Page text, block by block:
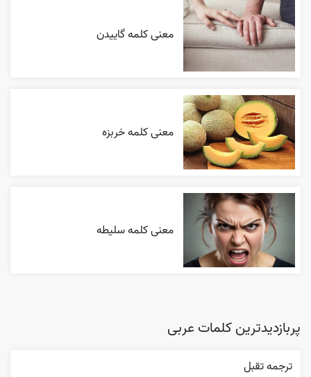
معنی کلمه گاییدن
معنی کلمه خربزه
معنی کلمه سلیطه
پربازدیدترین کلمات عربی
ترجمه تقبل